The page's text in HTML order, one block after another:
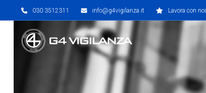
content
030 3512311 info@g4vigilanza.it Lavora con noi